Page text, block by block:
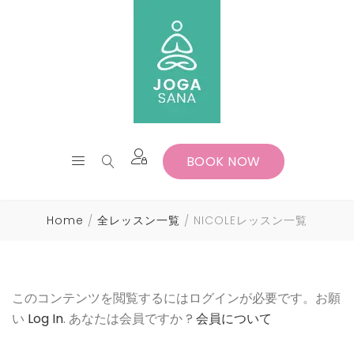
BOOK NOW
Home 全レッスン一覧 NICOLEレッスン一覧
このコンテンツを閲覧するにはログインが必要です。お願
い Log In. あなたは会員ですか ? 会員について